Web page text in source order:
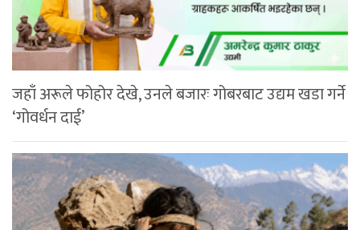
जहाँ अरूले फोहोर देखे, उनले बजारः गोबरबाट उद्यम खडा गर्ने
‘गोवर्धन दाई’